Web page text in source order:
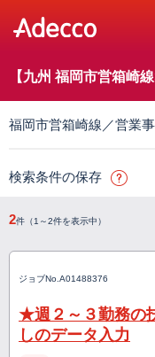
【九州 福岡市営箱崎
福岡市営箱崎線／営業
検索条件の保存
2件（1～2件を表示中）
ジョブNo. A01488376
★週２～３勤務の
しのデータ入力